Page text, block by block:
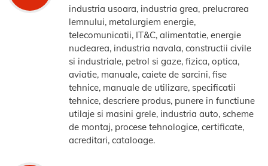
industria usoara, industria grea, prelucrarea
lemnului, metalurgiem energie,
telecomunicatii, IT&C, alimentatie, energie
nuclearea, industria navala, constructii civile
si industriale, petrol si gaze, fizica, optica,
aviatie, manuale, caiete de sarcini, fise
tehnice, manuale de utilizare, specificatii
tehnice, descriere produs, punere in functiune
utilaje si masini grele, industria auto, scheme
de montaj, procese tehnologice, certificate,
acreditari, cataloage.